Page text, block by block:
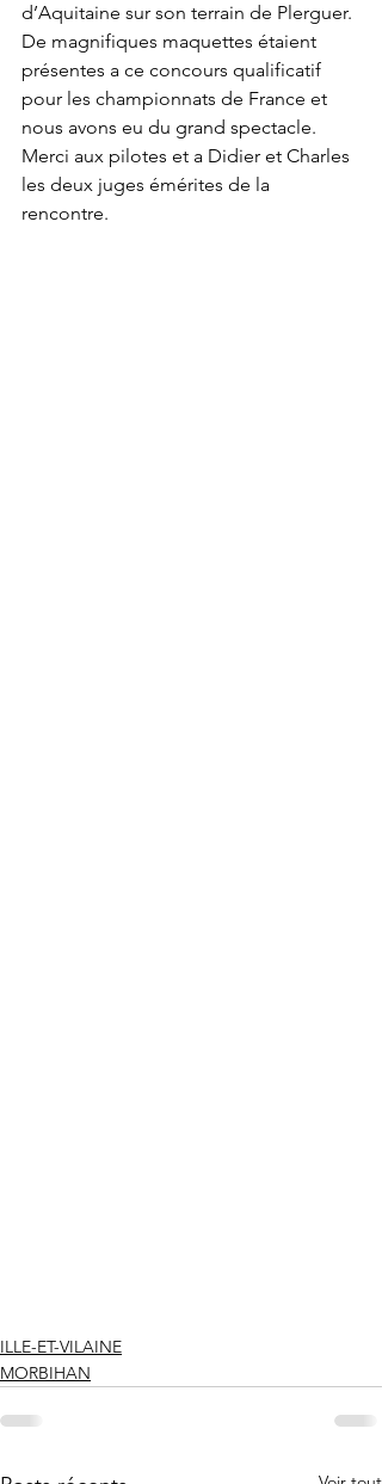
d’Aquitaine sur son terrain de Plerguer.
De magnifiques maquettes étaient
présentes a ce concours qualificatif
pour les championnats de France et
nous avons eu du grand spectacle.
Merci aux pilotes et a Didier et Charles
les deux juges émérites de la
rencontre.
ILLE-ET-VILAINE
MORBIHAN